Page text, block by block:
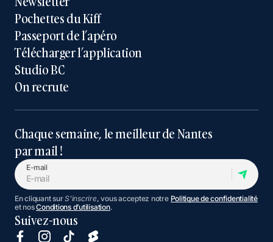
Pochettes du Kiff
Passeport de l’apéro
Télécharger l’application
Studio BC
On recrute
Chaque semaine, le meilleur de Nantes
par mail !
E-mail
En cliquant surS'inscrire, vous acceptez notre Politique de confidentialité
et nosConditions d’utilisation.
Suivez-nous